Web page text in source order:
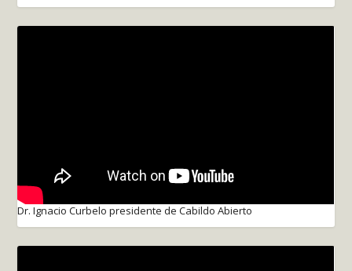
Dr. Ignacio Curbelo presidente de Cabildo Abierto